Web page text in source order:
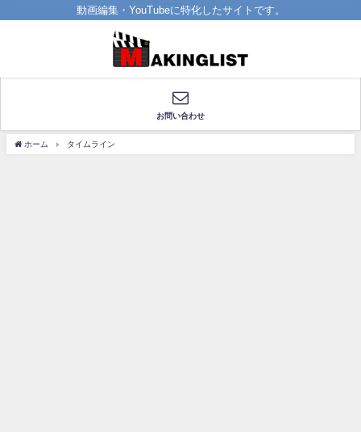
動画編集・YouTubeに特化したサイトです。
お問い合わせ
ホーム タイムライン